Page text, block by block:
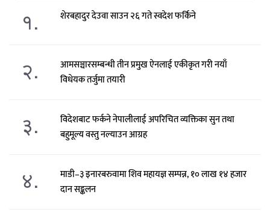
१. शेरबहादुर देउवा साउन २६ गते स्वदेश फर्किने
२.
आमसञ्चारसम्बन्धी तीन प्रमुख ऐनलाई एकीकृत गरी नयाँ
विधेयक तर्जुमा तयारी
३.
विदेशबाट फर्कने नेपालीलाई अपरिचित व्यक्तिका सुन तथा
बहुमूल्य वस्तु नल्याउन आग्रह
४.
माडी–३ इनारबरुवामा शिव महायज्ञ सम्पन्न, १० लाख १४ हजार
दान सङ्कलन